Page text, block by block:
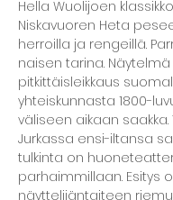
Hella Wuolijoen
Niskavuoren Heta
herroilla ja rengeillä.
naisen tarina.
pitkittäisleikkaus
yhteiskunnasta 1800-
väliseen aikaan saakka.
Jurkassa ensi-iltansa
tulkinta on
parhaimmillaan. Esitys
näyttelijäntaiteen